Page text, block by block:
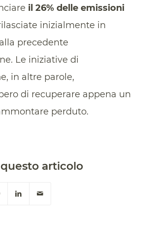
il 26% delle emissioni
inizialmente in
precedente
Le iniziative di
in altre parole,
di recuperare appena un
perduto.
articolo